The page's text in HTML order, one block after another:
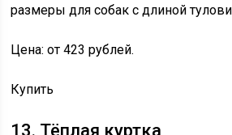
размеры для собак с длиной
Цена: от 423 рублей.
Купить
13. Тёплая куртка